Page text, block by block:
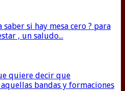
si hay mesa cero ? para
, un saludo...
quiere decir que
bandas y formaciones